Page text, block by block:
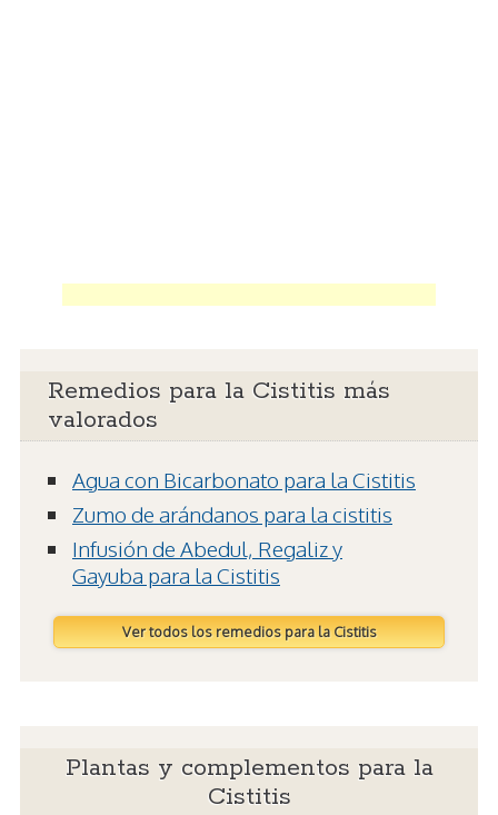
Remedios para la Cistitis más
valorados
Agua con Bicarbonato para la Cistitis
Zumo de arándanos para la cistitis
Infusión de Abedul, Regaliz y
Gayuba para la Cistitis
Ver todos los remedios para la Cistitis
Plantas y complementos para la
Cistitis